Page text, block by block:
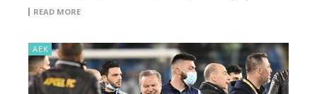
READ MORE
ΑΕΚ